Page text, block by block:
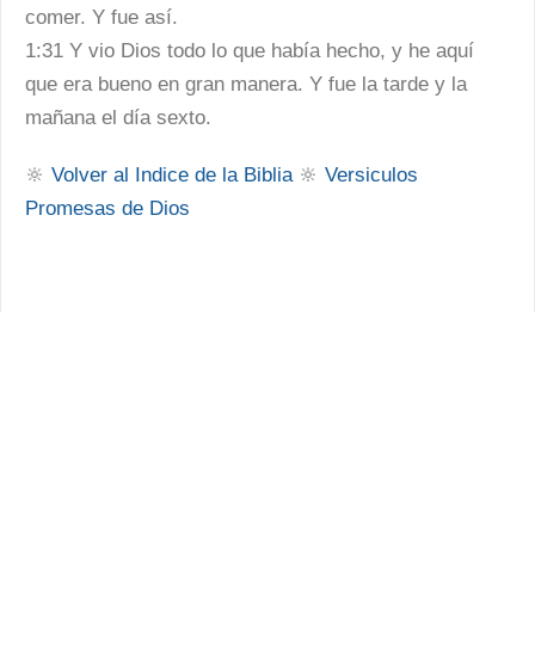
comer. Y fue así.
1:31 Y vio Dios todo lo que había hecho, y he aquí
que era bueno en gran manera. Y fue la tarde y la
mañana el día sexto.
🔆 Volver al Indice de la Biblia🔆 Versiculos
Promesas de Dios